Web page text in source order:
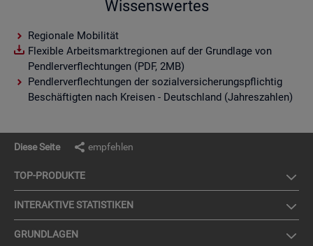
Wissenswertes
Regionale Mobilität
Flexible Arbeitsmarktregionen auf der Grundlage von
Pendlerverflechtungen (PDF, 2MB)
Pendlerverflechtungen der sozialversicherungspflichtig
Beschäftigten nach Kreisen - Deutschland (Jahreszahlen)
Diese Seite empfehlen
TOP-PRO­DUK­TE
IN­TER­AK­TI­VE STA­TIS­TI­KEN
GRUND­LA­GEN